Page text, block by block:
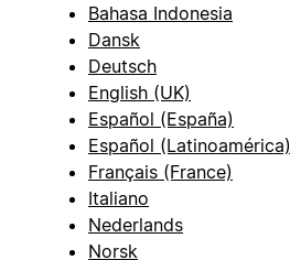
Bahasa Indonesia
Dansk
Deutsch
English (UK)
Español (España)
Español (Latinoamérica)
Français (France)
Italiano
Nederlands
Norsk